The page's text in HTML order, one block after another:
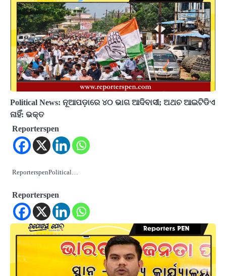
Political News: ନୂଆପଡ଼ାରେ ୪୦ ଭାଗ ଆଦିବାସୀ; ଅଥଚ ଆଇଟିଡିଏ
ନାହିଁ: ଭକ୍ତ
Reporterspen
ReporterspenPolitical…
Reporterspen